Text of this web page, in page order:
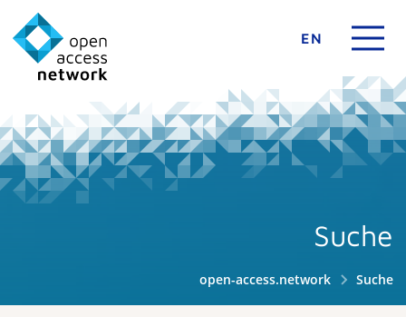
EN
Suche
open-access.network Suche